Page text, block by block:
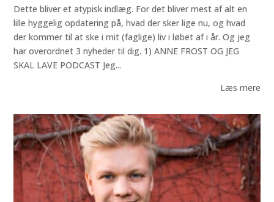
Dette bliver et atypisk indlæg. For det bliver mest af alt en
lille hyggelig opdatering på, hvad der sker lige nu, og hvad
der kommer til at ske i mit (faglige) liv i løbet af i år. Og jeg
har overordnet 3 nyheder til dig. 1) ANNE FROST OG JEG
SKAL LAVE PODCAST Jeg...
Læs mere